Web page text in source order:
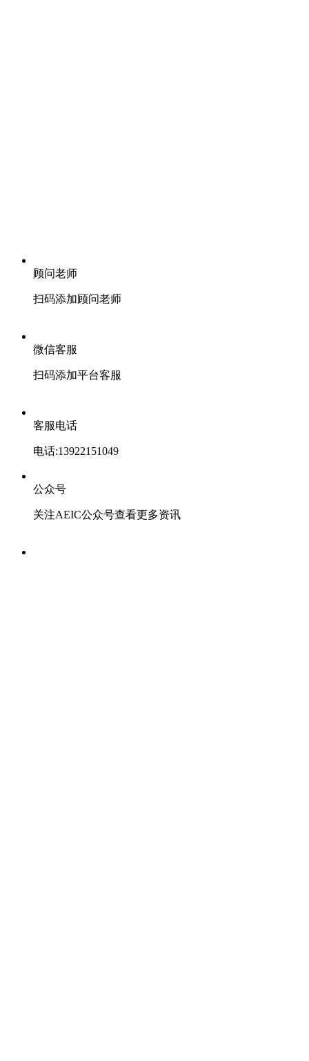
顾问老师
扫码添加顾问老师
微信客服
扫码添加平台客服
客服电话
电话:13922151049
公众号
关注AEIC公众号查看更多资讯